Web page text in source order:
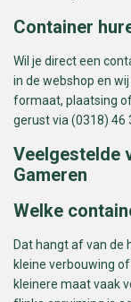
Container
Wil je direct een
in de webshop en
formaat, plaatsing
gerust via (0318) 46
Veelgestelde
Gameren
Welke
Dat hangt af van de
kleine verbouwing
kleinere maat vaak